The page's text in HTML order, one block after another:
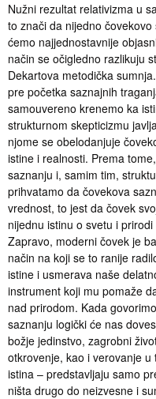
Nužni rezultat relativizma u
to znači da nijedno
ćemo najjednostavnije
način se očigledno razlikuju
Dekartova metodička
pre početka saznajnih
samouvereno krenemo ka
strukturnom skepticizmu
njome se obelodanjuje
istine i realnosti. Prema
saznanju i, samim tim,
prihvatamo da čovekova
vrednost, to jest da čovek
nijednu istinu o svetu i
Zapravo, moderni čovek je
način na koji se to ranije
istine i usmerava naše
instrument koji mu pomaže
nad prirodom. Kada
saznanju logički će nas
božje jedinstvo, zagrobni
otkrovenje, kao i verovanje
istina – predstavljaju samo
ništa drugo do neizvesne i